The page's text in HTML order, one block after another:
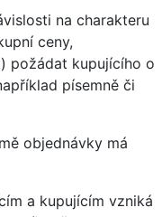
na charakteru
ceny,
požádat kupujícího o
písemně či
objednávky má
a kupujícím vzniká